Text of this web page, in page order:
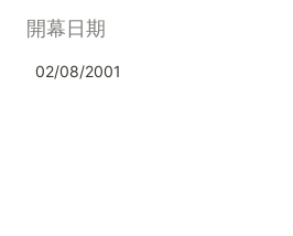
開幕日期
02/08/2001